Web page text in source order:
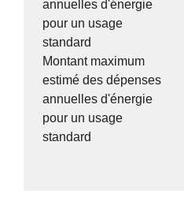
annuelles d'énergie
pour un usage
standard
Montant maximum
estimé des dépenses
annuelles d'énergie
pour un usage
standard